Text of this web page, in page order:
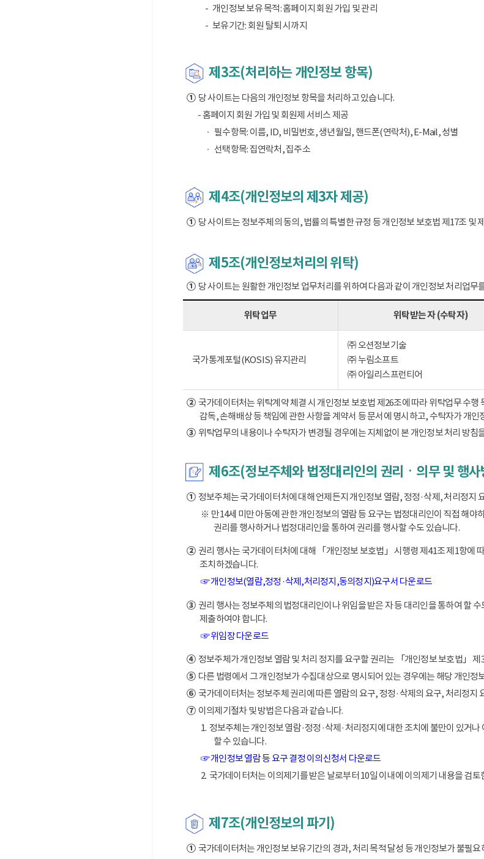
개인정보 보유 목적: 홈페이지 회원 가입 및 관리
보유기간: 회원 탈퇴 시까지
제3조(처리하는 개인정보 항목)
①당 사이트는 다음의 개인정보 항목을 처리하고 있습니다.
- 홈페이지 회원 가입 및 회원제 서비스 제공
필수항목: 이름, ID, 비밀번호, 생년월일, 핸드폰(연락처), E-Mail, 성별
선택항목: 집연락처, 집주소
제4조(개인정보의 제3자 제공)
①당 사이트는 정보주체의 동의, 법률의 특별한 규정 등 개인정보 보호법 제17조 및
제5조(개인정보처리의 위탁)
①당 사이트는 원활한 개인정보 업무처리를 위하여 다음과 같이 개인정보 처리업무
위탁업무 위탁받는 자 (수탁자)
국가통계포털(KOSIS) 유지관리
㈜ 오션정보기술
㈜ 누림소프트
㈜ 아일리스프런티어
②국가데이터처는 위탁계약 체결 시 개인정보 보호법 제26조에 따라 위탁업무 수
감독, 손해배상 등 책임에 관한 사항을 계약서 등 문서에 명시하고, 수탁자가 개
③위탁업무의 내용이나 수탁자가 변경될 경우에는 지체없이 본 개인정보 처리 방침
제6조(정보주체와 법정대리인의 권리ㆍ의무 및 행
①정보주체는 국가데이터처에 대해 언제든지 개인정보 열람, 정정·삭제, 처리정지
※ 만14세 미만 아동에 관한 개인정보의 열람 등 요구는 법정대리인이 직접 해
권리를 행사하거나 법정대리인을 통하여 권리를 행사할 수도 있습니다.
②권리 행사는 국가데이터처에 대해 「개인정보 보호법」 시행령 제41조 제1항에
조치하겠습니다.
☞ 개인정보(열람,정정·삭제,처리정지,동의정지)요구서 다운로드
③권리 행사는 정보주체의 법정대리인이나 위임을 받은 자 등 대리인을 통하여 할
제출하여야 합니다.
☞ 위임장 다운로드
④정보주체가 개인정보 열람 및 처리 정지를 요구할 권리는 「개인정보 보호법」
⑤다른 법령에서 그 개인정보가 수집대상으로 명시되어 있는 경우에는 해당 개인정
⑥국가데이터처는 정보주체 권리에 따른 열람의 요구, 정정·삭제의 요구, 처리정지
⑦이의제기절차 및 방법은 다음과 같습니다.
1. 정보주체는 개인정보 열람·정정·삭제·처리정지에 대한 조치에 불만이 있거
할 수 있습니다.
☞ 개인정보 열람 등 요구 결정 이의신청서 다운로드
2. 국가데이터처는 이의제기를 받은 날로부터 10일 이내에 이의제기 내용을 검
제7조(개인정보의 파기)
①국가데이터처는 개인정보 보유기간의 경과, 처리 목적 달성 등 개인정보가 불필